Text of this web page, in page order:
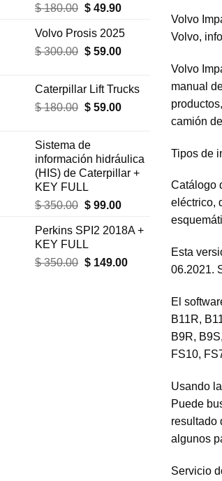
$180.00 El
original
era:
$49.90El
actual
es:
Volvo Prosis 2025
$300.00 El
era:
$ 300.00.
$59.00El
es:
$ 59.00.
Caterpillar Lift Trucks
$180.00 El
era:
$ 180.00.
$59.00El
$ 59.00.
Sistema de
información hidráulica
(HIS) de Caterpillar +
KEY FULL
$350.00 El
original
era:
$ 350.00.
$99.00El
actual
$ 99.00.
Perkins SPI2 2018A +
KEY FULL
$350.00 El
$149.00El
$ 149.00.
Volvo
Volvo,
Volvo
manual
camión
Tipos de
Catálogo
eléctrico,
Esta
06.2021.
El
B11R,
B9R,
FS10,
Usando
Puede
resultado
algunos
Servicio